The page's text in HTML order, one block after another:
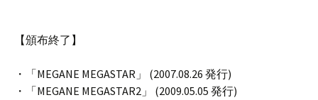
【頒布終了】
・「MEGANE MEGASTAR」 (2007.08.26 発行)
・「MEGANE MEGASTAR2」 (2009.05.05 発行)